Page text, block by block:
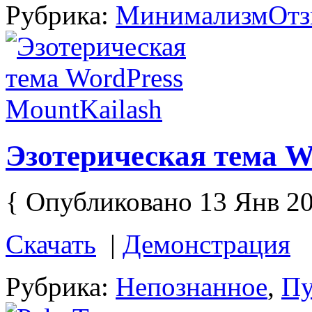
Рубрика: Минимализм
Эзотерическая тема
{ Опубликовано 13 Янв
Скачать | Демонстрация
Рубрика: Непознанное,